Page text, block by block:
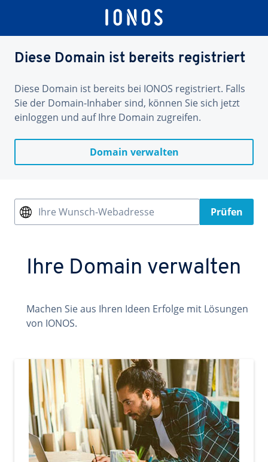
Diese Domain ist bereits registriert
Diese Domain ist bereits bei IONOS registriert. Falls
Sie der Domain-Inhaber sind, können Sie sich jetzt
einloggen und auf Ihre Domain zugreifen.
Domain verwalten
Ihre Wunsch-Webadresse Prüfen
Ihre Domain verwalten
Machen Sie aus Ihren Ideen Erfolge mit Lösungen
von IONOS.